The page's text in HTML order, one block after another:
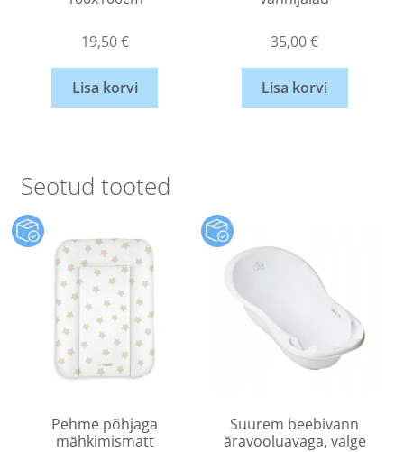
19,50€
Lisa korvi
35,00€
Lisa korvi
Seotud tooted
Pehme põhjaga
mähkimismatt
Suurem beebivann
äravooluavaga, valge